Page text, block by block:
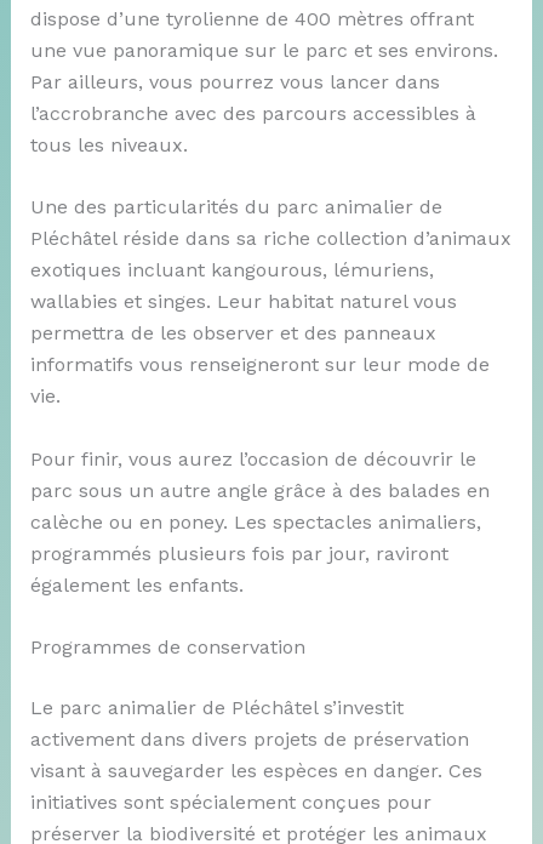
dispose d’une tyrolienne de 400 mètres offrant
une vue panoramique sur le parc et ses environs.
Par ailleurs, vous pourrez vous lancer dans
l’accrobranche avec des parcours accessibles à
tous les niveaux.
Une des particularités du parc animalier de
Pléchâtel réside dans sa riche collection d’animaux
exotiques incluant kangourous, lémuriens,
wallabies et singes. Leur habitat naturel vous
permettra de les observer et des panneaux
informatifs vous renseigneront sur leur mode de
vie.
Pour finir, vous aurez l’occasion de découvrir le
parc sous un autre angle grâce à des balades en
calèche ou en poney. Les spectacles animaliers,
programmés plusieurs fois par jour, raviront
également les enfants.
Programmes de conservation
Le parc animalier de Pléchâtel s’investit
activement dans divers projets de préservation
visant à sauvegarder les espèces en danger. Ces
initiatives sont spécialement conçues pour
préserver la biodiversité et protéger les animaux